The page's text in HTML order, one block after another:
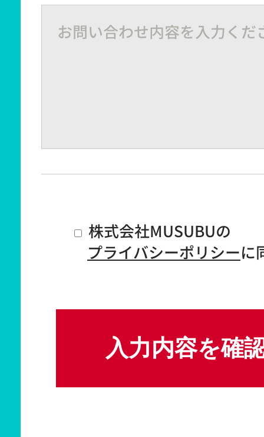
株式会社MUSUBUの
プライバシーポリシーに
入力内容を確